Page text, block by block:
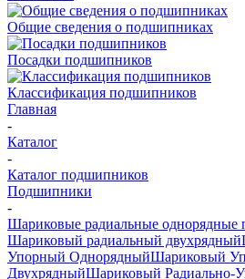
Общие сведения о подшипниках
Посадки подшипников
Классификация подшипников
Главная
-
Каталог
-
Каталог подшипников
Подшипники
-
Шариковые радиальные однорядные
Шариковый радиальный двухрядный
Упорный ОднорядныйШариковый
ДвухрядныйШариковый Радиально-